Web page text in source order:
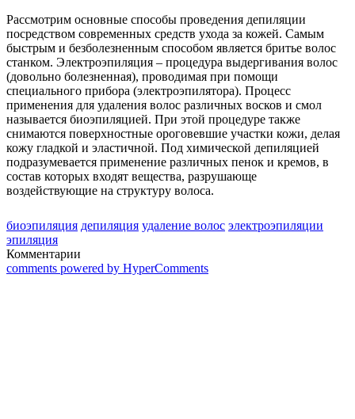
Рассмотрим основные способы проведения депиляции
посредством современных средств ухода за кожей. Самым
быстрым и безболезненным способом является бритье волос
станком. Электроэпиляция – процедура выдергивания волос
(довольно болезненная), проводимая при помощи
специального прибора (электроэпилятора). Процесс
применения для удаления волос различных восков и смол
называется биоэпиляцией. При этой процедуре также
снимаются поверхностные ороговевшие участки кожи, делая
кожу гладкой и эластичной. Под химической депиляцией
подразумевается применение различных пенок и кремов, в
состав которых входят вещества, разрушающе
воздействующие на структуру волоса.
биоэпиляция депиляция удаление волос электроэпиляции
эпиляция
Комментарии
comments powered by HyperComments